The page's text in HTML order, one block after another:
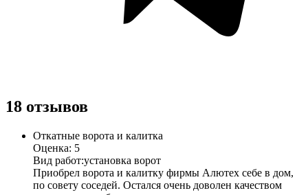
18 отзывов
Откатные ворота и калитка
Оценка: 5
Вид работ:установка ворот
Приобрел ворота и калитку фирмы Алютех себе в дом,
по совету соседей. Остался очень доволен качеством